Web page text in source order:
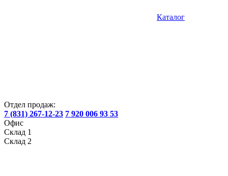
Каталог
Отдел продаж:
7 (831) 267-12-23 7 920 006 93 53
Офис
Склад 1
Склад 2